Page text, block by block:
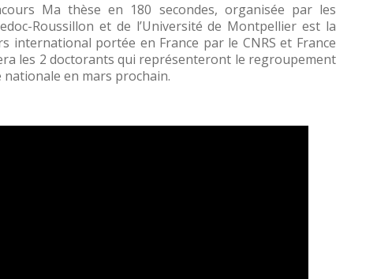
Ma thèse en 180 secondes, organisée par les
Roussillon et de l’Université de Montpellier est la
international portée en France par le CNRS et France
les 2 doctorants qui représenteront le regroupement
nationale en mars prochain.